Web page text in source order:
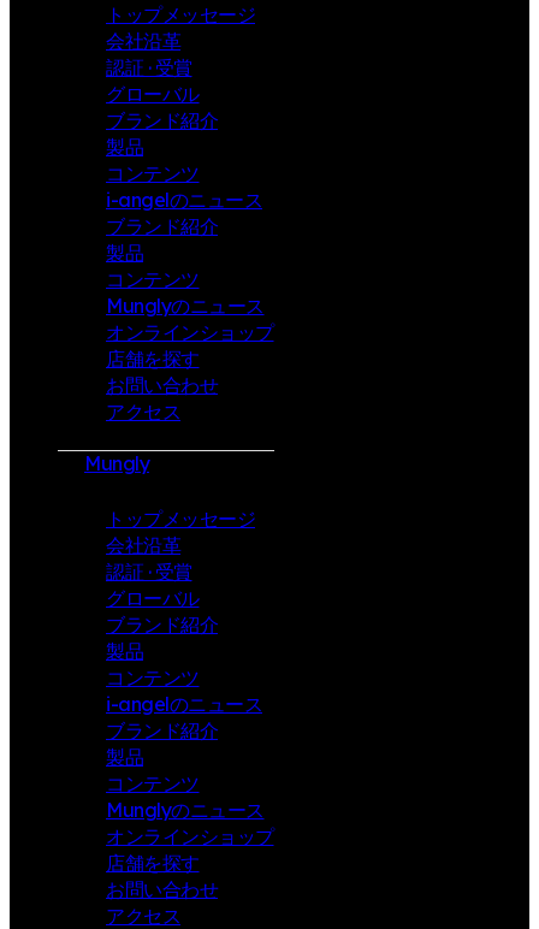
トップメッセージ
会社沿革
認証 · 受賞
グローバル
ブランド紹介
製品
コンテンツ
i-angelのニュース
ブランド紹介
製品
コンテンツ
Munglyのニュース
オンラインショップ
店舗を探す
お問い合わせ
アクセス
Mungly
トップメッセージ
会社沿革
認証 · 受賞
グローバル
ブランド紹介
製品
コンテンツ
i-angelのニュース
ブランド紹介
製品
コンテンツ
Munglyのニュース
オンラインショップ
店舗を探す
お問い合わせ
アクセス